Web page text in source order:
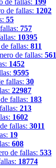
de fallas: 199
de fallas: 1202
55
757
10395
fallas: 811
de fallas: 561
1452
9595
fallas: 30
22987
fallas: 183
213
1602
fallas: 3011
19
608
de fallas: 533
18774